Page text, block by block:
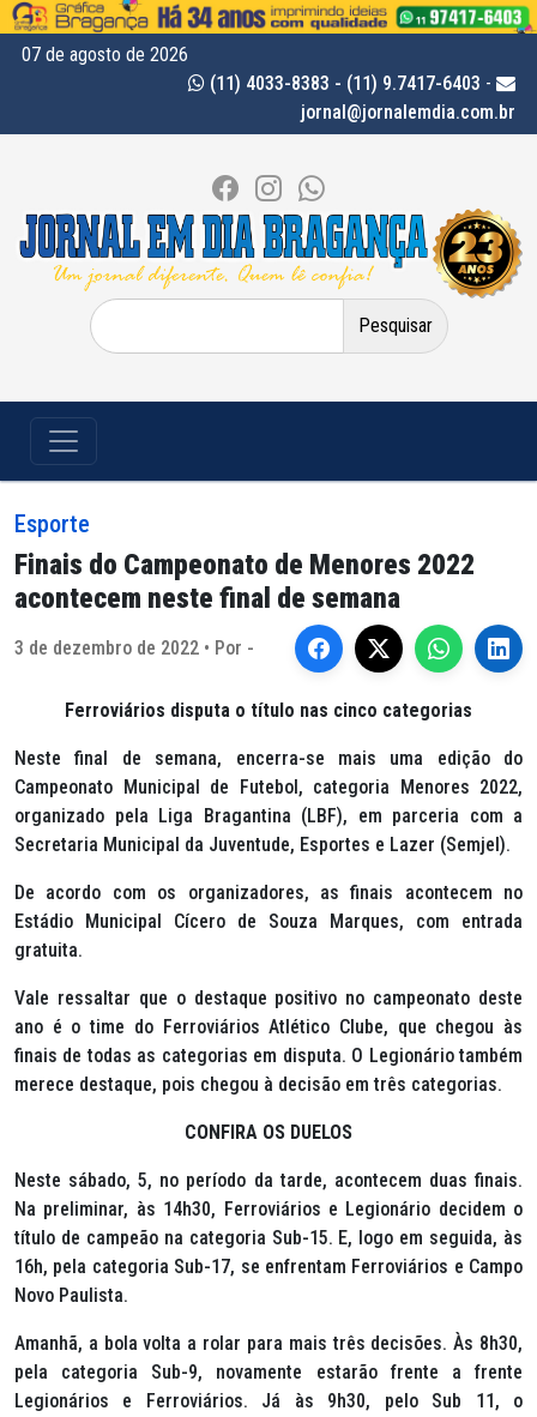
07 de agosto de 2026
(11) 4033-8383 - (11) 9.7417-6403 -
jornal@jornalemdia.com.br
Pesquisar
por:
Esporte
Finais do Campeonato de Menores 2022
acontecem neste final de semana
3 de dezembro de 2022 • Por -
Ferroviários disputa o título nas cinco categorias
Neste final de semana, encerra-se mais uma edição do
Campeonato Municipal de Futebol, categoria Menores 2022,
organizado pela Liga Bragantina (LBF), em parceria com a
Secretaria Municipal da Juventude, Esportes e Lazer (Semjel).
De acordo com os organizadores, as finais acontecem no
Estádio Municipal Cícero de Souza Marques, com entrada
gratuita.
Vale ressaltar que o destaque positivo no campeonato deste
ano é o time do Ferroviários Atlético Clube, que chegou às
finais de todas as categorias em disputa. O Legionário também
merece destaque, pois chegou à decisão em três categorias.
CONFIRA OS DUELOS
Neste sábado, 5, no período da tarde, acontecem duas finais.
Na preliminar, às 14h30, Ferroviários e Legionário decidem o
título de campeão na categoria Sub-15. E, logo em seguida, às
16h, pela categoria Sub-17, se enfrentam Ferroviários e Campo
Novo Paulista.
Amanhã, a bola volta a rolar para mais três decisões. Às 8h30,
pela categoria Sub-9, novamente estarão frente a frente
Legionários e Ferroviários. Já às 9h30, pelo Sub 11, o